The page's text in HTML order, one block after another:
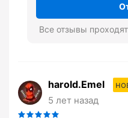
Все отзывы
harold.Emel
5 лет назад